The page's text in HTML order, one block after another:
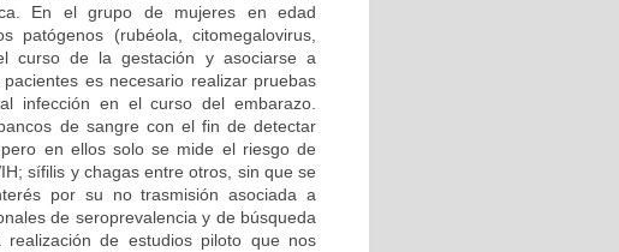
En el grupo de mujeres en edad
(rubéola, citomegalovirus,
curso de la gestación y asociarse a
es necesario realizar pruebas
infección en el curso del embarazo.
de sangre con el fin de detectar
en ellos solo se mide el riesgo de
sífilis y chagas entre otros, sin que se
por su no trasmisión asociada a
de seroprevalencia y de búsqueda
de estudios piloto que nos